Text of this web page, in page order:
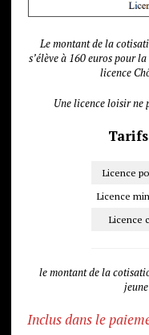
Le montant de la
s’élève à 160 euros pour
licence
Une licence loisir ne
Licence
Licence
Licence
le montant de la
Inclus dans le